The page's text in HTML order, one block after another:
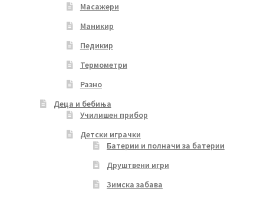
Масажери
Маникир
Педикир
Термометри
Разно
Деца и бебиња
Училишен прибор
Детски играчки
Батерии и полначи за батерии
Друштвени игри
Зимска забава